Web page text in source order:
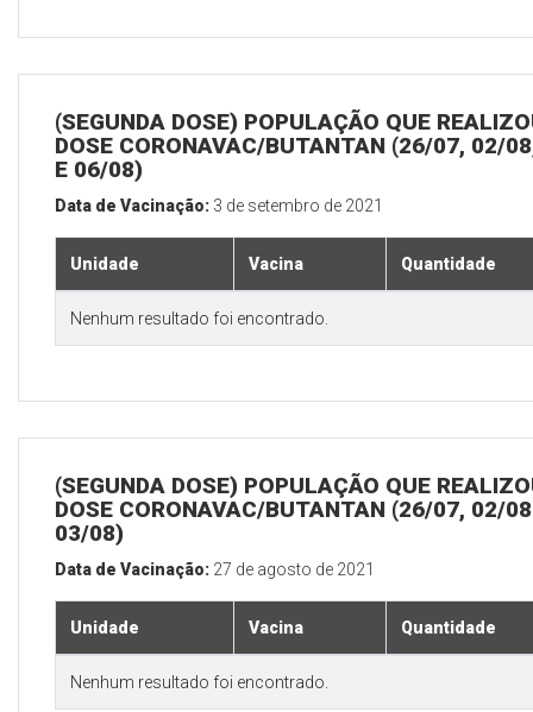
(SEGUNDA DOSE) POPULAÇÃO QUE
DOSE CORONAVAC/BUTANTAN (26/07, 02/
E 06/08)
Data de Vacinação: 3 de setembro de 2021
Unidade Vacina Quantidade
Nenhum resultado foi encontrado.
(SEGUNDA DOSE) POPULAÇÃO QUE
DOSE CORONAVAC/BUTANTAN (26/07, 02/
03/08)
Data de Vacinação: 27 de agosto de 2021
Unidade Vacina Quantidade
Nenhum resultado foi encontrado.